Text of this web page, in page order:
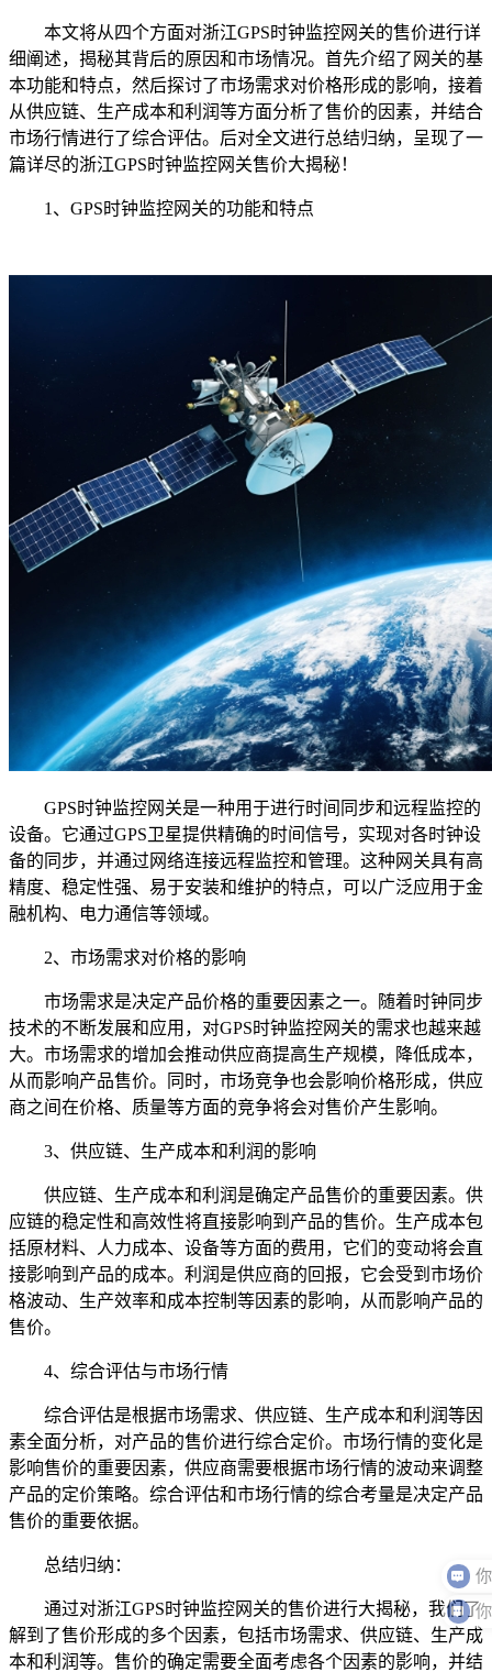
本文将从四个方面对浙江GPS时钟监控网关的售价进行详
细阐述，揭秘其背后的原因和市场情况。首先介绍了网关的基
本功能和特点，然后探讨了市场需求对价格形成的影响，接着
从供应链、生产成本和利润等方面分析了售价的因素，并结合
市场行情进行了综合评估。后对全文进行总结归纳，呈现了一
篇详尽的浙江GPS时钟监控网关售价大揭秘！
1、GPS时钟监控网关的功能和特点
GPS时钟监控网关是一种用于进行时间同步和远程监控的
设备。它通过GPS卫星提供精确的时间信号，实现对各时钟设
备的同步，并通过网络连接远程监控和管理。这种网关具有高
精度、稳定性强、易于安装和维护的特点，可以广泛应用于金
融机构、电力通信等领域。
2、市场需求对价格的影响
市场需求是决定产品价格的重要因素之一。随着时钟同步
技术的不断发展和应用，对GPS时钟监控网关的需求也越来越
大。市场需求的增加会推动供应商提高生产规模，降低成本，
从而影响产品售价。同时，市场竞争也会影响价格形成，供应
商之间在价格、质量等方面的竞争将会对售价产生影响。
3、供应链、生产成本和利润的影响
供应链、生产成本和利润是确定产品售价的重要因素。供
应链的稳定性和高效性将直接影响到产品的售价。生产成本包
括原材料、人力成本、设备等方面的费用，它们的变动将会直
接影响到产品的成本。利润是供应商的回报，它会受到市场价
格波动、生产效率和成本控制等因素的影响，从而影响产品的
售价。
4、综合评估与市场行情
综合评估是根据市场需求、供应链、生产成本和利润等因
素全面分析，对产品的售价进行综合定价。市场行情的变化是
影响售价的重要因素，供应商需要根据市场行情的波动来调整
产品的定价策略。综合评估和市场行情的综合考量是决定产品
售价的重要依据。
总结归纳：
通过对浙江GPS时钟监控网关的售价进行大揭秘，我们了
解到了售价形成的多个因素，包括市场需求、供应链、生产成
本和利润等。售价的确定需要全面考虑各个因素的影响，并结